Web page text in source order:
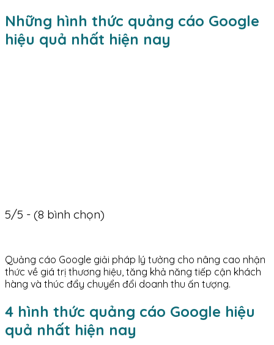
Những hình thức quảng cáo Google
hiệu quả nhất hiện nay
5/5 - (8 bình chọn)
Quảng cáo Google giải pháp lý tưởng cho nâng cao nhận
thức về giá trị thương hiệu, tăng khả năng tiếp cận khách
hàng và thúc đẩy chuyển đổi doanh thu ấn tượng.
4 hình thức quảng cáo Google hiệu
quả nhất hiện nay